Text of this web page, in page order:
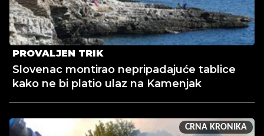
PROVALJEN TRIK
Slovenac montirao nepripadajuće tablice
kako ne bi platio ulaz na Kamenjak
CRNA KRONIKA